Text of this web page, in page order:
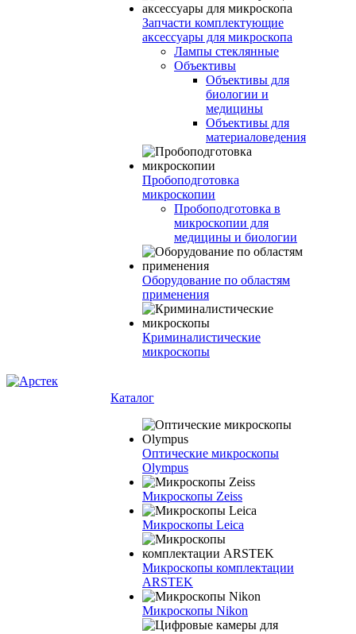
Запчасти комплектующие
аксессуары для микроскопа
Лампы стеклянные
Объективы
Объективы для
биологии и
медицины
Объективы для
материаловедения
Пробоподготовка
микроскопии
Пробоподготовка в
микроскопии для
медицины и биологии
Оборудование по областям
применения
Криминалистические
микроскопы
Каталог
Оптические микроскопы
Olympus
Микроскопы Zeiss
Микроскопы Leica
Микроскопы комплектации
ARSTEK
Микроскопы Nikon